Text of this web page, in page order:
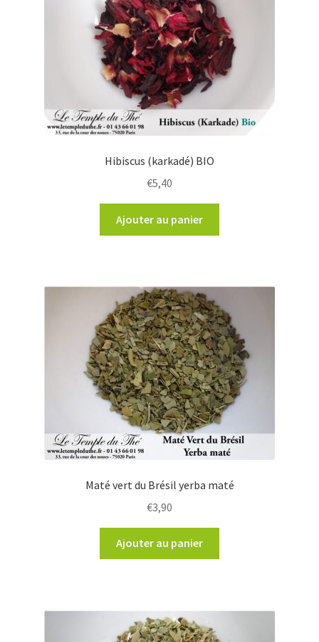
Hibiscus (karkadé) BIO
€5,40
Ajouter au panier
Maté vert du Brésil yerba maté
€3,90
Ajouter au panier